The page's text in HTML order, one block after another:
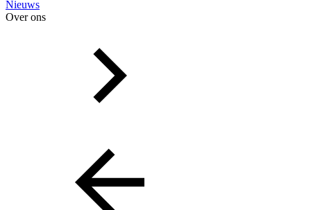
Nieuws
Over ons